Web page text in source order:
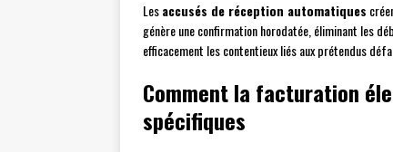
Lesaccusés de réception automatiques
génère une confirmation horodatée, éliminant les
efficacement les contentieux liés aux prétendus
Comment la facturation
spécifiques